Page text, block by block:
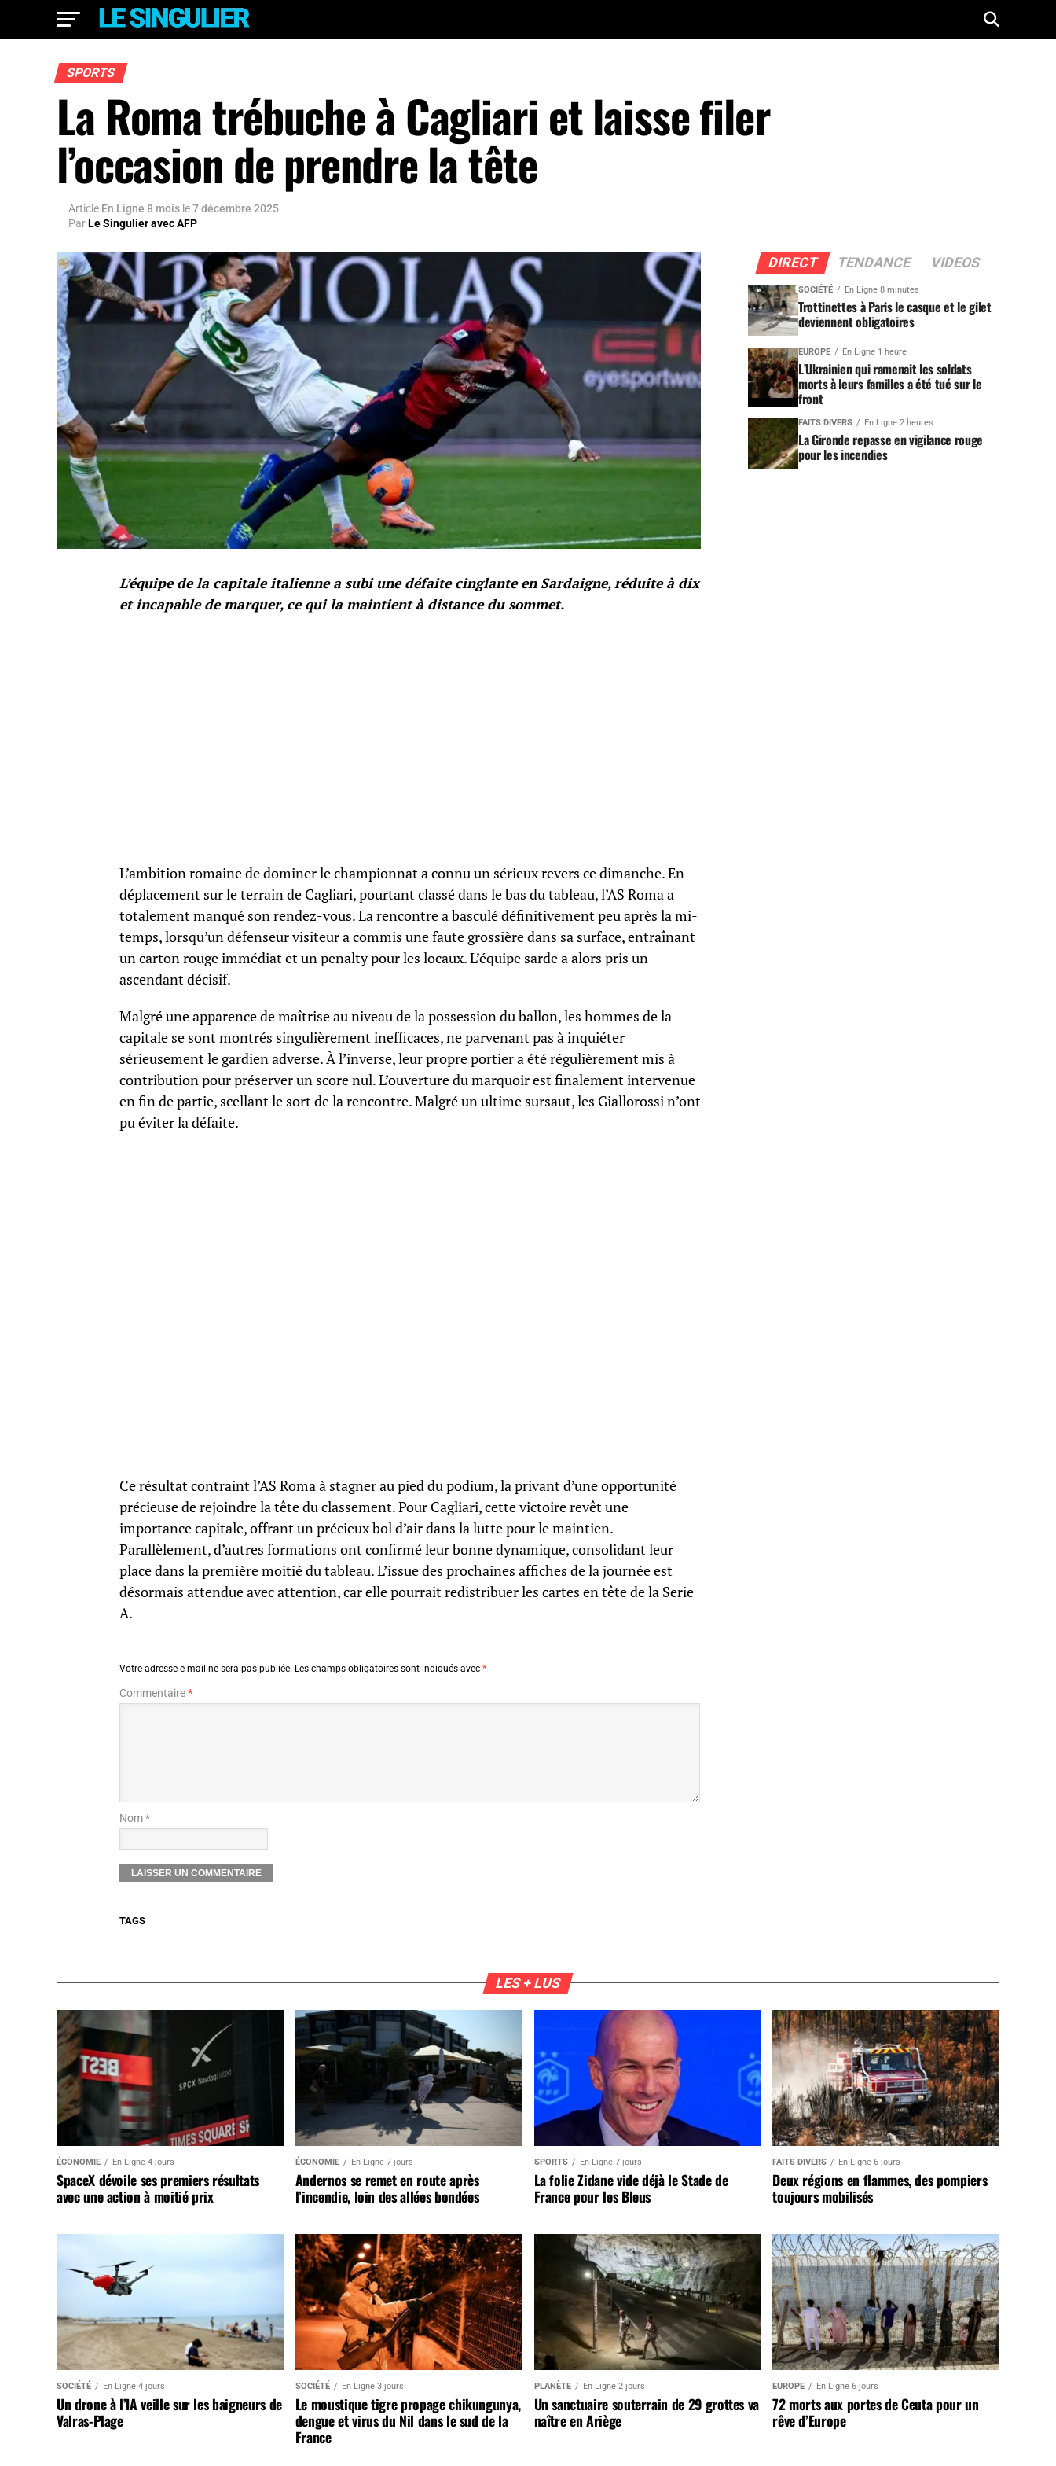
SPORTS
La Roma trébuche à Cagliari et laisse filer
l’occasion de prendre la tête
Article En Ligne 8 mois le7 décembre 2025
ParLe Singulier avec AFP
L’équipe de la capitale italienne a subi une défaite cinglante en Sardaigne, réduite à dix
et incapable de marquer, ce qui la maintient à distance du sommet.
L’ambition romaine de dominer le championnat a connu un sérieux revers ce dimanche. En
déplacement sur le terrain de Cagliari, pourtant classé dans le bas du tableau, l’AS Roma a
totalement manqué son rendez-vous. La rencontre a basculé définitivement peu après la mi-
temps, lorsqu’un défenseur visiteur a commis une faute grossière dans sa surface, entraînant
un carton rouge immédiat et un penalty pour les locaux. L’équipe sarde a alors pris un
ascendant décisif.
Malgré une apparence de maîtrise au niveau de la possession du ballon, les hommes de la
capitale se sont montrés singulièrement inefficaces, ne parvenant pas à inquiéter
sérieusement le gardien adverse. À l’inverse, leur propre portier a été régulièrement mis à
contribution pour préserver un score nul. L’ouverture du marquoir est finalement intervenue
en fin de partie, scellant le sort de la rencontre. Malgré un ultime sursaut, les Giallorossi n’ont
pu éviter la défaite.
Ce résultat contraint l’AS Roma à stagner au pied du podium, la privant d’une opportunité
précieuse de rejoindre la tête du classement. Pour Cagliari, cette victoire revêt une
importance capitale, offrant un précieux bol d’air dans la lutte pour le maintien.
Parallèlement, d’autres formations ont confirmé leur bonne dynamique, consolidant leur
place dans la première moitié du tableau. L’issue des prochaines affiches de la journée est
désormais attendue avec attention, car elle pourrait redistribuer les cartes en tête de la Serie
A.
Votre adresse e-mail ne sera pas publiée. Les champs obligatoires sont indiqués avec *
Commentaire*
Nom *
TAGS
DIRECT TENDANCE VIDEOS
SOCIÉTÉ En Ligne 8 minutes
Trottinettes à Paris le casque et le gilet
deviennent obligatoires
EUROPE En Ligne 1 heure
L’Ukrainien qui ramenait les soldats
morts à leurs familles a été tué sur le
front
FAITS DIVERS En Ligne 2 heures
La Gironde repasse en vigilance rouge
pour les incendies
LES + LUS
ÉCONOMIE En Ligne 4 jours
SpaceX dévoile ses premiers résultats
avec une action à moitié prix
ÉCONOMIE En Ligne 7 jours
Andernos se remet en route après
l’incendie, loin des allées bondées
SPORTS En Ligne 7 jours
La folie Zidane vide déjà le Stade de
France pour les Bleus
FAITS DIVERS En Ligne 6 jours
Deux régions en flammes, des pompiers
toujours mobilisés
SOCIÉTÉ En Ligne 4 jours
Un drone à l’IA veille sur les baigneurs de
Valras-Plage
SOCIÉTÉ En Ligne 3 jours
Le moustique tigre propage chikungunya,
dengue et virus du Nil dans le sud de la
France
PLANÈTE En Ligne 2 jours
Un sanctuaire souterrain de 29 grottes va
naître en Ariège
EUROPE En Ligne 6 jours
72 morts aux portes de Ceuta pour un
rêve d’Europe